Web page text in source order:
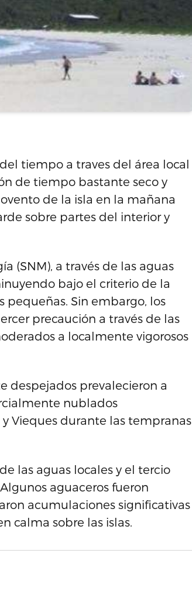
tiempo a traves del área local
de tiempo bastante seco y
de la isla en la mañana
sobre partes del interior y
(SNM), a través de las aguas
bajo el criterio de la
pequeñas. Sin embargo, los
precaución a través de las
a localmente vigorosos
despejados prevalecieron a
nublados
Vieques durante las tempranas
las aguas locales y el tercio
aguaceros fueron
acumulaciones significativas
calma sobre las islas.